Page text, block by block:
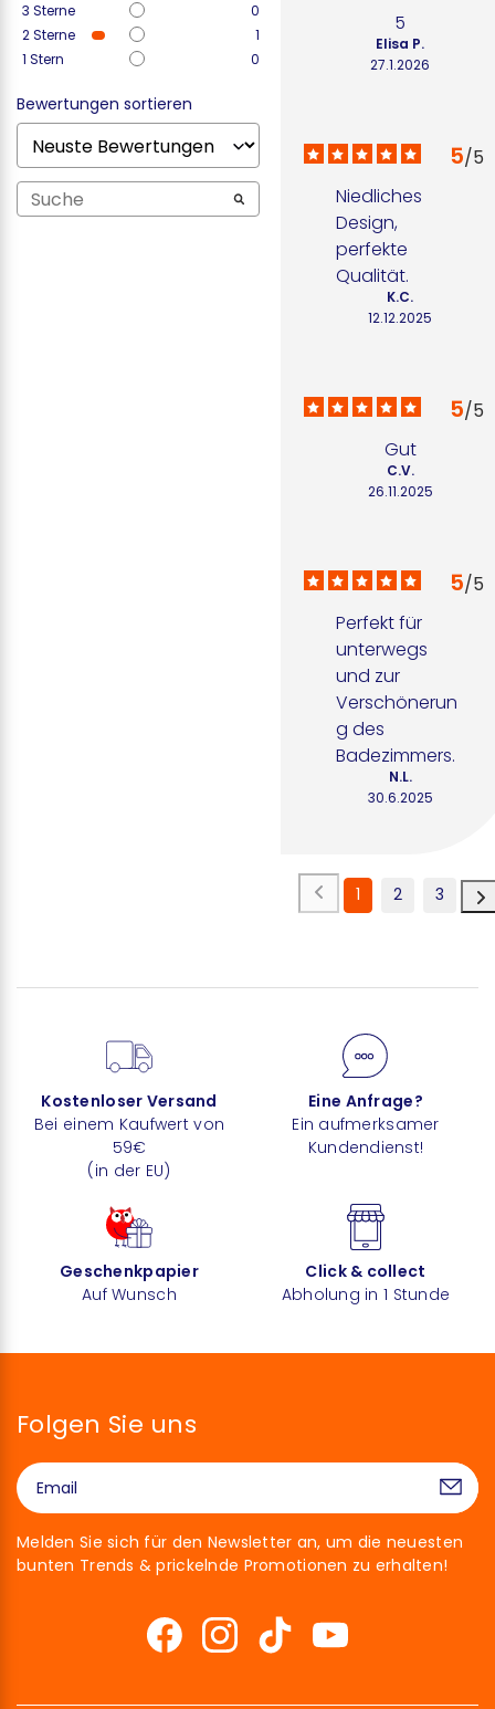
3 Sterne
0
2Sterne
1
1 Stern 0
Bewertungen sortieren
5
27.1.2026
Elisa P.
5/5
Niedliches
Design,
perfekte
Qualität.
12.12.2025
K.C.
5/5
Gut
26.11.2025
C.V.
5/5
Perfekt für
unterwegs
und zur
Verschönerun
g des
Badezimmers.
30.6.2025
N.L.
1 2 3
Kostenloser Versand
Bei einem Kaufwert von
59€
(in der EU)
Eine Anfrage?
Ein aufmerksamer
Kundendienst!
Geschenkpapier
Auf Wunsch
Click & collect
Abholung in 1 Stunde
Folgen Sie uns
Melden Sie sich für den Newsletter an, um die neuesten
bunten Trends & prickelnde Promotionen zu erhalten!